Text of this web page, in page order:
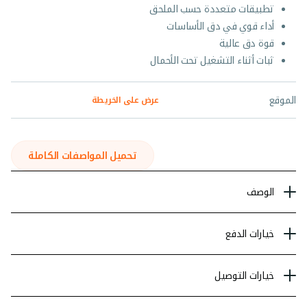
تطبيقات متعددة حسب الملحق
أداء قوي في دق الأساسات
قوة دق عالية
ثبات أثناء التشغيل تحت الأحمال
الموقع عرض على الخريطة
تحميل المواصفات الكاملة
الوصف
خيارات الدفع
خيارات التوصيل